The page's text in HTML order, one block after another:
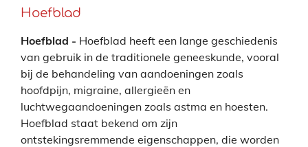
Hoefblad
Hoefblad - Hoefblad heeft een lange geschiedenis
van gebruik in de traditionele geneeskunde, vooral
bij de behandeling van aandoeningen zoals
hoofdpijn, migraine, allergieën en
luchtwegaandoeningen zoals astma en hoesten.
Hoefblad staat bekend om zijn
ontstekingsremmende eigenschappen, die worden